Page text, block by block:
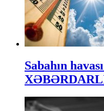
Sabahın